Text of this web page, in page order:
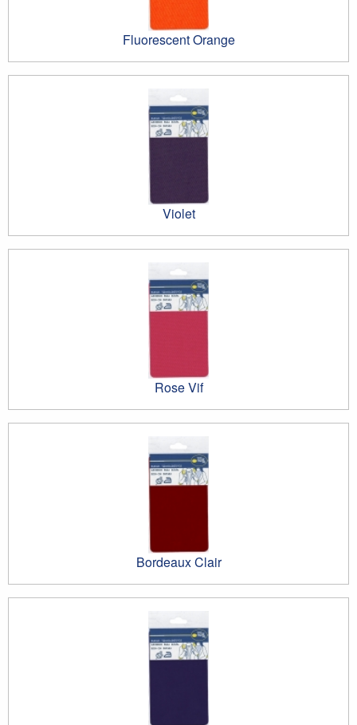
Fluorescent Orange
Violet
Rose Vif
Bordeaux Clair